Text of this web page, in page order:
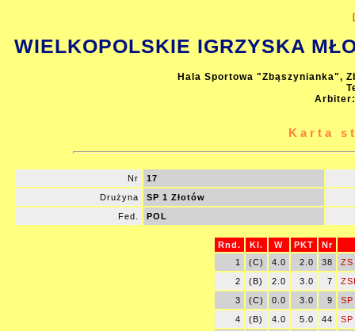
WIELKOPOLSKIE IGRZYSKA
Hala Sportowa "Zbąszynianka",
Karta
Nr
17
Drużyna
SP 1 Złotów
Fed.
POL
Rnd. Kl. W PKT
Nr
1
(C) 4.0 2.0 38
2
(B) 2.0 3.0 7
3
(C) 0.0 3.0 9
4
(B) 4.0 5.0 44